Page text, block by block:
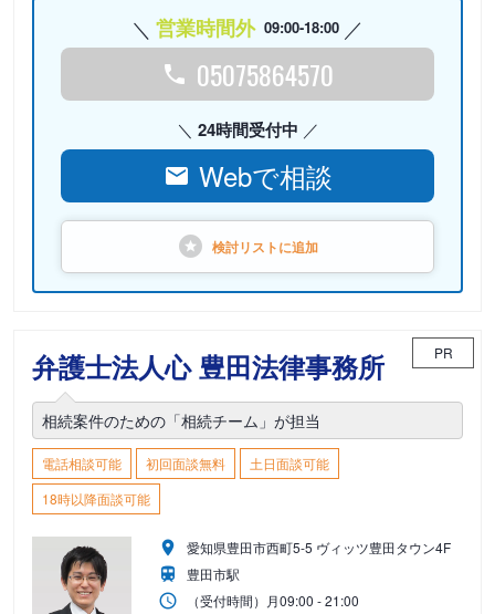
営業時間外 09:00-18:00
05075864570
24時間受付中
Webで相談
検討リストに追加
弁護士法人心 豊田法律事務所 PR
相続案件のための「相続チーム」が担当
電話相談可能 初回面談無料
土日面談可能
18時以降面談可能
愛知県豊田市西町5-5 ヴィッツ豊田タウン4F
豊田市駅
（受付時間） 月09:00 - 21:00